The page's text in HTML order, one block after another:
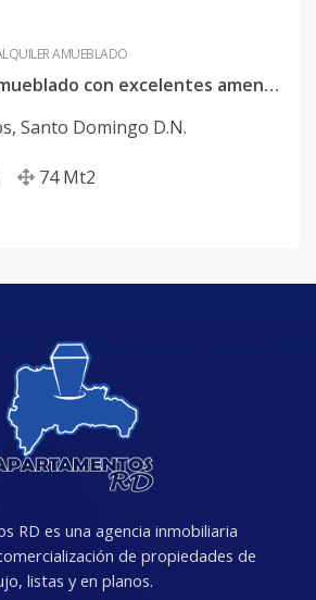
AMUEBLADO
Apartamento amueblado con excelentes amenidades en Los Cacicazgos
, Santo Domingo D.N.
74 Mt2
RD es una agencia inmobiliaria
de propiedades de
listas y en planos.